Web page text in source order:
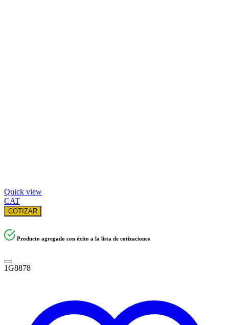
Quick view
CAT
COTIZAR
Producto agregado con éxito a la lista de cotizaciones
1G8878